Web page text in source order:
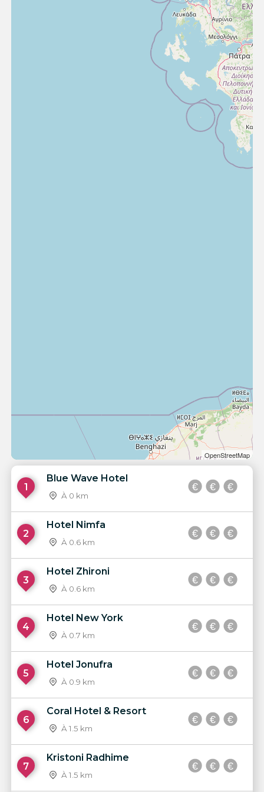
OpenStreetMap
1
Blue Wave Hotel
À 0 km
2
Hotel Nimfa
À 0.6 km
3
Hotel Zhironi
À 0.6 km
4
Hotel New York
À 0.7 km
5
Hotel Jonufra
À 0.9 km
6
Coral Hotel & Resort
À 1.5 km
7
Kristoni Radhime
À 1.5 km